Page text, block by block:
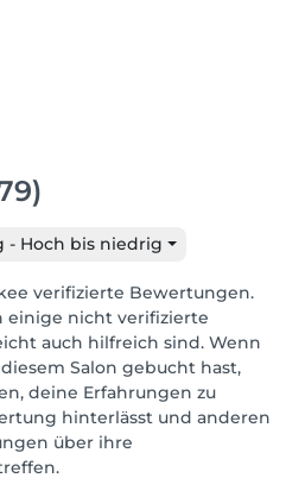
- Hoch bis niedrig
verifizierte Bewertungen.
einige nicht verifizierte
auch hilfreich sind. Wenn
Salon gebucht hast,
deine Erfahrungen zu
hinterlässt und anderen
über ihre